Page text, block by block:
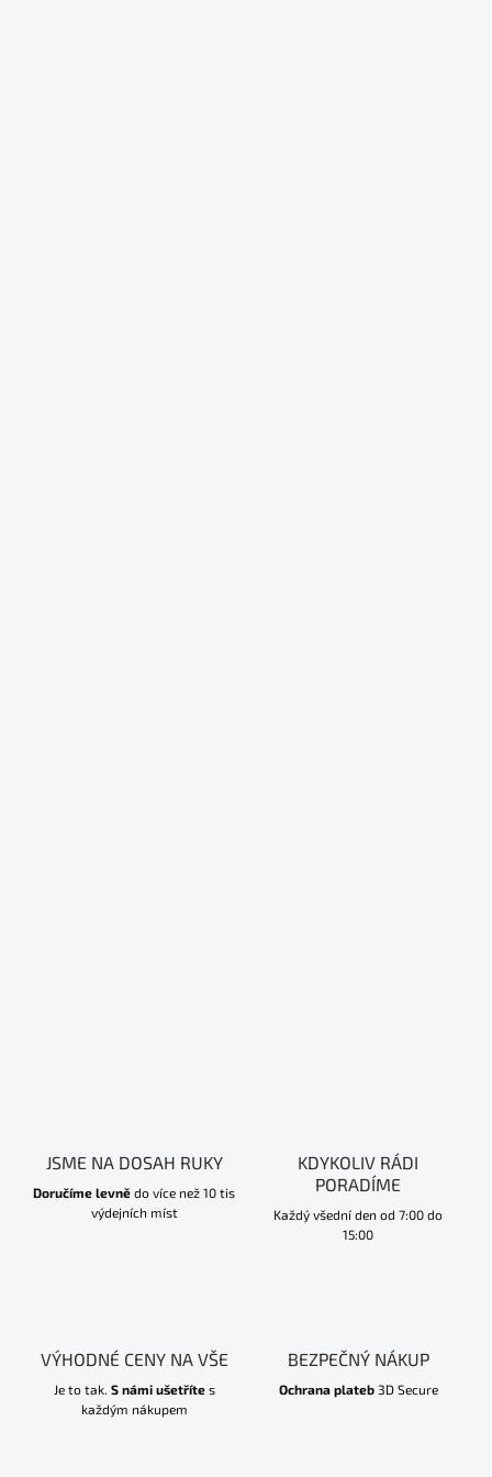
JSME NA DOSAH RUKY
Doručíme levně do více než 10 tis
výdejních míst
KDYKOLIV RÁDI
PORADÍME
Každý všední den od 7:00 do
15:00
VÝHODNÉ CENY NA VŠE
Je to tak. S námi ušetřítes
každým nákupem
BEZPEČNÝ NÁKUP
Ochrana plateb3D Secure